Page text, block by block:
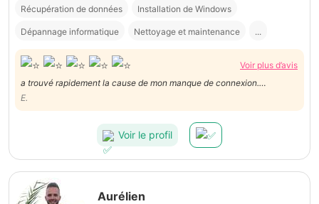
Récupération de données Installation de Windows
Dépannage informatique Nettoyage et maintenance ...
Voir plus d’avis
a trouvé rapidement la cause de mon manque de connexion.
Problème d'alimentation. Le PC a du être envoyé au Service
Technique d'un magasin pour changement de pièce maîtresse. Le
problème est donc résolu. Merci
E.
Voir le profil
Aurélien